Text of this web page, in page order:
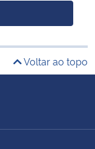
Voltar ao topo